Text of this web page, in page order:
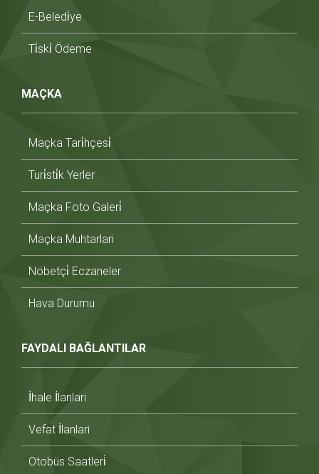
E-Beledi̇ye
Ti̇ski̇ Ödeme
MAÇKA
Maçka Tari̇hçesi̇
Turi̇sti̇k Yerler
Maçka Foto Galeri̇
Maçka Muhtarlari
Nöbetçi̇ Eczaneler
Hava Durumu
FAYDALI BAĞLANTILAR
İhale İlanlari
Vefat İlanlari
Otobüs Saatleri̇